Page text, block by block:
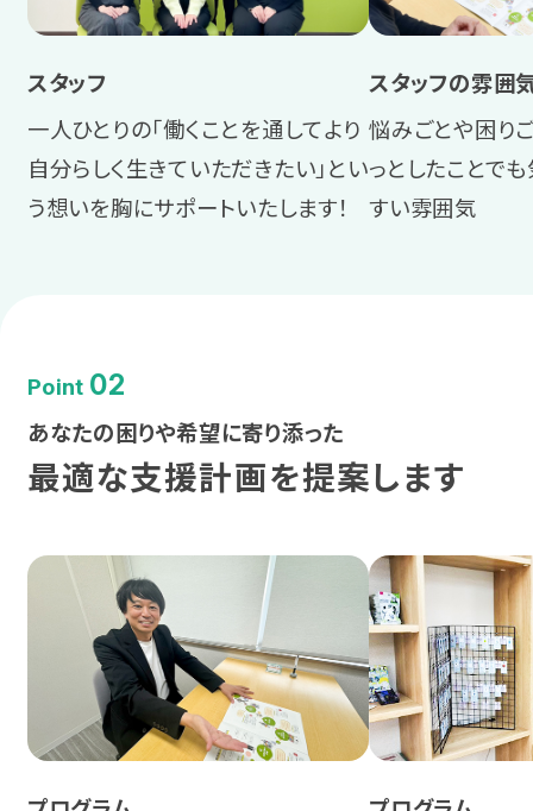
愛媛
九州・沖縄
福岡
沖縄
スタッフ
一人ひとりの「働くことを通してより
自分らしく生きていただきたい」とい
う想いを胸にサポートいたします！
スタッフの雰囲
悩みごとや困り
っとしたことで
すい雰囲気
Point 02
あなたの困りや希望に寄り添った
最適な支援計画を提案します